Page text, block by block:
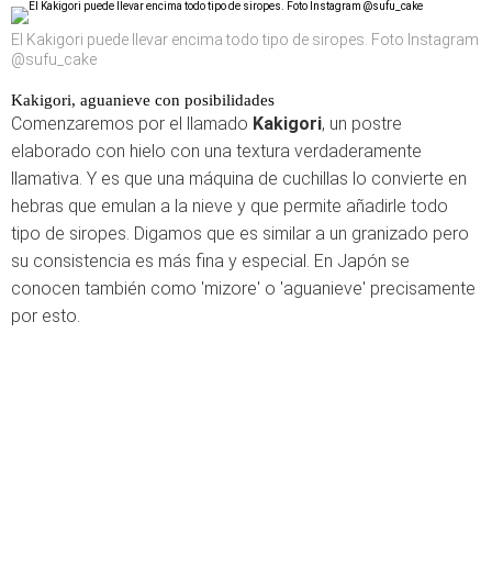
El Kakigori puede llevar encima todo tipo de siropes. Foto Instagram
@sufu_cake
Kakigori, aguanieve con posibilidades
Comenzaremos por el llamado Kakigori, un postre
elaborado con hielo con una textura verdaderamente
llamativa. Y es que una máquina de cuchillas lo convierte en
hebras que emulan a la nieve y que permite añadirle todo
tipo de siropes. Digamos que es similar a un granizado pero
su consistencia es más fina y especial. En Japón se
conocen también como 'mizore' o 'aguanieve' precisamente
por esto.